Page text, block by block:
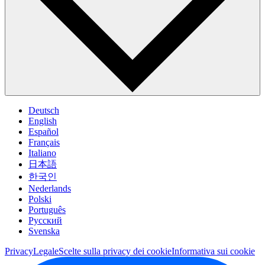
Deutsch
English
Español
Français
Italiano
日本語
한국인
Nederlands
Polski
Português
Pусский
Svenska
PrivacyLegaleScelte sulla privacy dei cookieInformativa sui cookie